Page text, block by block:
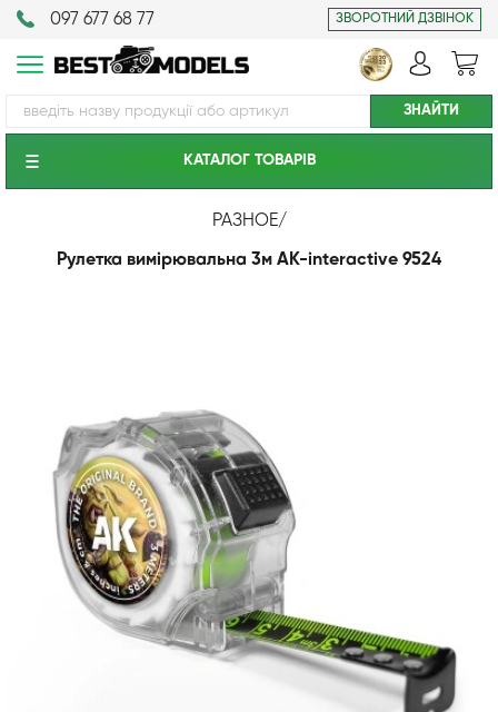
097 677 68 77 ЗВОРОТНИЙ ДЗВІНОК
КАТАЛОГ ТОВАРIВ
РАЗНОЕ/
Рулетка вимірювальна 3м AK-interactive 9524